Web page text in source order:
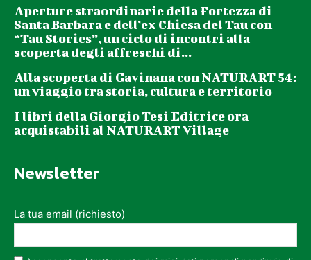
Aperture straordinarie della Fortezza di
Santa Barbara e dell’ex Chiesa del Tau con
“Tau Stories”, un ciclo di incontri alla
scoperta degli affreschi di...
Alla scoperta di Gavinana con NATURART 54:
un viaggio tra storia, cultura e territorio
I libri della Giorgio Tesi Editrice ora
acquistabili al NATURART Village
Newsletter
La tua email (richiesto)